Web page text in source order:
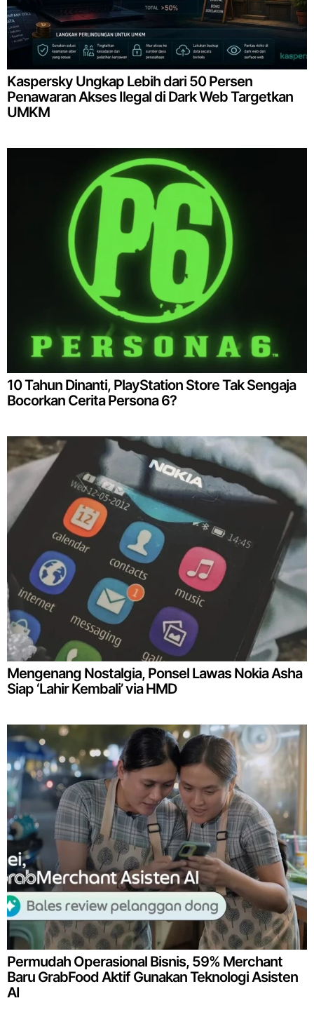
Kaspersky Ungkap Lebih dari 50 Persen
Penawaran Akses Ilegal di Dark Web Targetkan
UMKM
10 Tahun Dinanti, PlayStation Store Tak Sengaja
Bocorkan Cerita Persona 6?
Mengenang Nostalgia, Ponsel Lawas Nokia Asha
Siap ‘Lahir Kembali’ via HMD
Permudah Operasional Bisnis, 59% Merchant
Baru GrabFood Aktif Gunakan Teknologi Asisten
AI